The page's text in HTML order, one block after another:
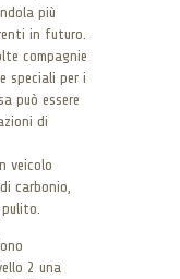
più
in futuro.
compagnie
speciali per i
può essere
di
veicolo
carbonio,
2 una